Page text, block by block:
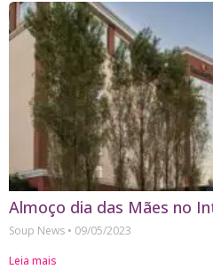
Almoço dia das Mães no
Soup News
09/05/2023
Leia mais